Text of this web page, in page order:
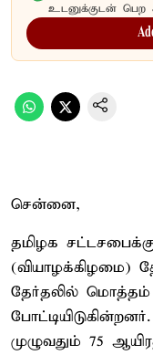
உடனுக்குடன் பெற
சென்னை,
தமிழக
(வியாழக்கிழமை)
தேர்தலில் மொத்தம்
முழுவதும் 75